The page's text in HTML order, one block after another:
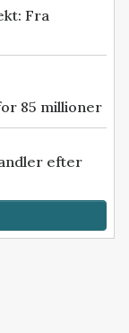
Fra
85 millioner
efter